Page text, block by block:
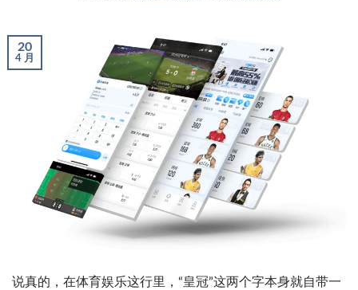
20
4 月
说真的，在体育娱乐这行里，“皇冠”这两个字本身就自带一